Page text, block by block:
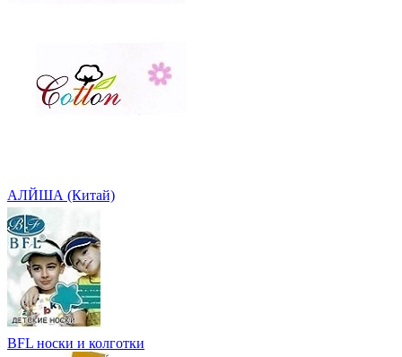
АЛЙША (Китай)
BFL носки и колготки